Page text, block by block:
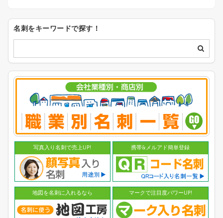
名刺をキーワードで探す！
写真入り名刺で売上UP! 携帯&メルアド簡単登録
地図を名刺に入れるなら マークで注目度パワーUP!